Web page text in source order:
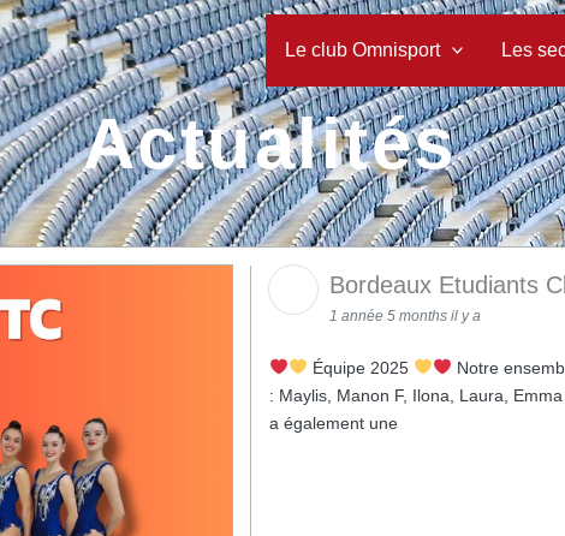
Le club Omnisport Les
Actualités
Bordeaux Etudiants
1 année 5 months il y a
Équipe 2025
Notre
: Maylis, Manon F, Ilona, Laura,
a également une